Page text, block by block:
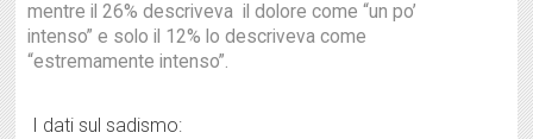
mentre il 26% descriveva il dolore come “un po’
intenso” e solo il 12% lo descriveva come
“estremamente intenso”.
I dati sul sadismo: